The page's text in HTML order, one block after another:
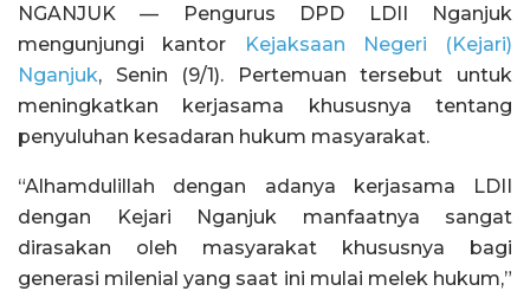
NGANJUK — Pengurus DPD LDII Nganjuk
mengunjungi kantor
Kejaksaan Negeri (Kejari)
Nganjuk, Senin (9/1). Pertemuan tersebut untuk
meningkatkan kerjasama khususnya tentang
penyuluhan kesadaran hukum masyarakat.
“Alhamdulillah dengan adanya kerjasama LDII
dengan Kejari Nganjuk manfaatnya sangat
dirasakan oleh masyarakat khususnya bagi
generasi milenial yang saat ini mulai melek hukum,”